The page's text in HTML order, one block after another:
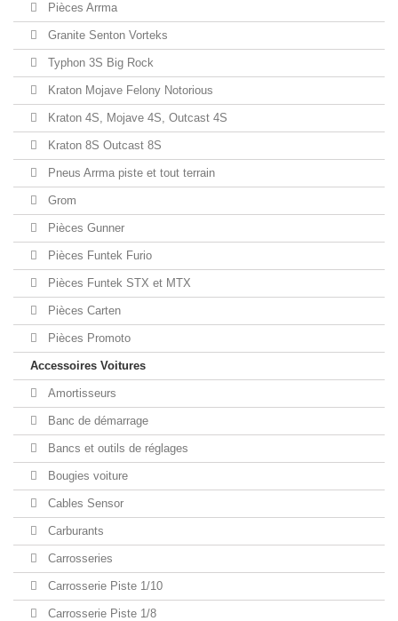
Pièces Arrma
Granite Senton Vorteks
Typhon 3S Big Rock
Kraton Mojave Felony Notorious
Kraton 4S, Mojave 4S, Outcast 4S
Kraton 8S Outcast 8S
Pneus Arrma piste et tout terrain
Grom
Pièces Gunner
Pièces Funtek Furio
Pièces Funtek STX et MTX
Pièces Carten
Pièces Promoto
Accessoires Voitures
Amortisseurs
Banc de démarrage
Bancs et outils de réglages
Bougies voiture
Cables Sensor
Carburants
Carrosseries
Carrosserie Piste 1/10
Carrosserie Piste 1/8